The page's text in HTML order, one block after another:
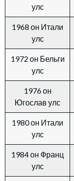
улс
1968 он Итали
улс
1972 он Бельги
улс
1976 он
Югослав улс
1980 он Итали
улс
1984 он Франц
улс